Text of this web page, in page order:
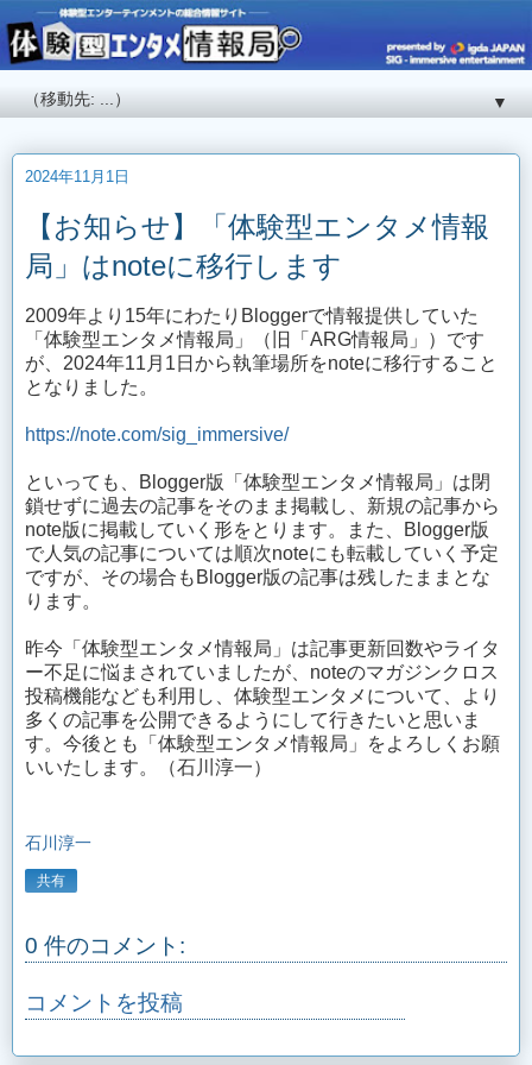
▼
2024年11月1日
【お知らせ】「体験型エンタメ情報
局」はnoteに移行します
2009年より15年にわたりBloggerで情報提供していた
「体験型エンタメ情報局」（旧「ARG情報局」）です
が、2024年11月1日から執筆場所をnoteに移行すること
となりました。
https://note.com/sig_immersive/
といっても、Blogger版「体験型エンタメ情報局」は閉
鎖せずに過去の記事をそのまま掲載し、新規の記事から
note版に掲載していく形をとります。また、Blogger版
で人気の記事については順次noteにも転載していく予定
ですが、その場合もBlogger版の記事は残したままとな
ります。
昨今「体験型エンタメ情報局」は記事更新回数やライタ
ー不足に悩まされていましたが、noteのマガジンクロス
投稿機能なども利用し、体験型エンタメについて、より
多くの記事を公開できるようにして行きたいと思いま
す。今後とも「体験型エンタメ情報局」をよろしくお願
いいたします。（石川淳一）
石川淳一
共有
0 件のコメント:
コメントを投稿